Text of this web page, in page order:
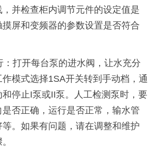
并检查柜内调节元件的设定值是
屏和变频器的参数设置是否符合
：打开每台泵的进水阀，让水充分
模式选择1SA开关转到手动档，通
停止I泵或II泵。人工检测泵时，要
否正确，运行是否正常，输水管
。如果有问题，请在调整和维护